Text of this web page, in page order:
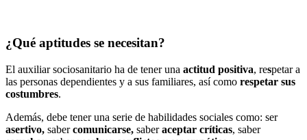
¿Qué aptitudes se necesitan?
El auxiliar sociosanitario ha de tener una actitud positiva, respetar a
las personas dependientes y a sus familiares, así como respetar sus
costumbres.
Además, debe tener una serie de habilidades sociales como: ser
asertivo, sabercomunicarse, saberaceptar críticas, saber